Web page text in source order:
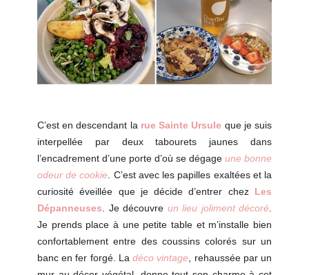
C’est en descendant la rue Sainte Ursule que je suis
interpellée par deux tabourets jaunes dans
l’encadrement d’une porte d’où se dégage une bonne
odeur de cookie. C’est avec les papilles exaltées et la
curiosité éveillée que je décide d’entrer chez Les
Dépanneuses. Je découvre un lieu joliment décoré.
Je prends place à une petite table et m’installe bien
confortablement entre des coussins colorés sur un
banc en fer forgé. Ladéco vintage, rehaussée par un